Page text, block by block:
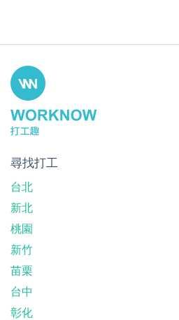
尋找打工
台北
新北
桃園
新竹
苗栗
台中
彰化